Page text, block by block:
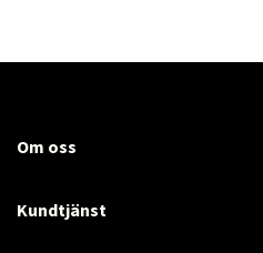
Om oss
Kundtjänst